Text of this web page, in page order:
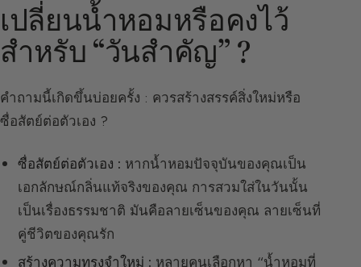
เปลี่ยนน้ำหอมหรือคงไว้
สำหรับ “วันสำคัญ” ?
คำถามนี้เกิดขึ้นบ่อยครั้ง : ควรสร้างสรรค์สิ่งใหม่หรือ
ซื่อสัตย์ต่อตัวเอง ?
ซื่อสัตย์ต่อตัวเอง : หากน้ำหอมปัจจุบันของคุณเป็น
เอกลักษณ์กลิ่นแท้จริงของคุณ การสวมใส่ในวันนั้น
เป็นเรื่องธรรมชาติ มันคือลายเซ็นของคุณ ลายเซ็นที่
คู่ชีวิตของคุณรัก
สร้างความทรงจำใหม่ : หลายคนเลือกหา “น้ำหอมที่